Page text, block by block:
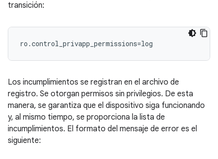
transición:
ro.control_privapp_permissions=log
Los incumplimientos se registran en el archivo de
registro. Se otorgan permisos sin privilegios. De esta
manera, se garantiza que el dispositivo siga funcionando
y, al mismo tiempo, se proporciona la lista de
incumplimientos. El formato del mensaje de error es el
siguiente: